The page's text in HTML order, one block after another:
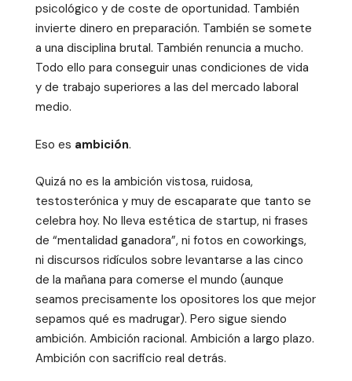
psicológico y de coste de oportunidad. También
invierte dinero en preparación. También se somete
a una disciplina brutal. También renuncia a mucho.
Todo ello para conseguir unas condiciones de vida
y de trabajo superiores a las del mercado laboral
medio.
Eso es ambición.
Quizá no es la ambición vistosa, ruidosa,
testosterónica y muy de escaparate que tanto se
celebra hoy. No lleva estética de startup, ni frases
de “mentalidad ganadora”, ni fotos en coworkings,
ni discursos ridículos sobre levantarse a las cinco
de la mañana para comerse el mundo (aunque
seamos precisamente los opositores los que mejor
sepamos qué es madrugar). Pero sigue siendo
ambición. Ambición racional. Ambición a largo plazo.
Ambición con sacrificio real detrás.